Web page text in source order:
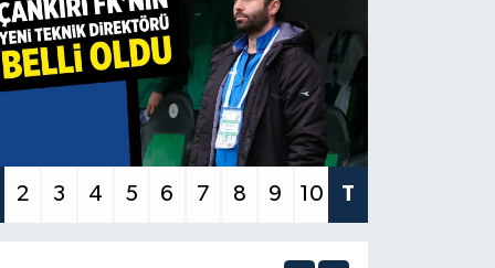
2 3 4 5 6 7 8 9 10 T